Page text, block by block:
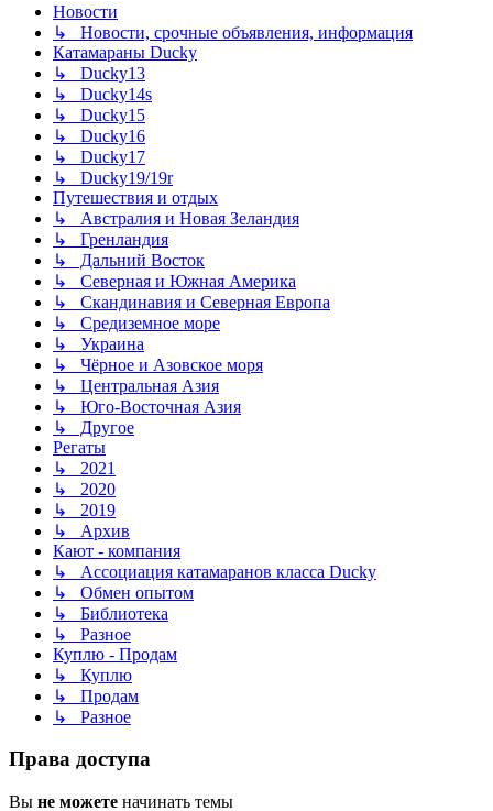
Новости
↳ Новости, срочные объявления, информация
Катамараны Ducky
↳ Ducky13
↳ Ducky14s
↳ Ducky15
↳ Ducky16
↳ Ducky17
↳ Ducky19/19r
Путешествия и отдых
↳ Австралия и Новая Зеландия
↳ Гренландия
↳ Дальний Восток
↳ Северная и Южная Америка
↳ Скандинавия и Северная Европа
↳ Средиземное море
↳ Украина
↳ Чёрное и Азовское моря
↳ Центральная Азия
↳ Юго-Восточная Азия
↳ Другое
Регаты
↳ 2021
↳ 2020
↳ 2019
↳ Архив
Кают - компания
↳ Ассоциация катамаранов класса Ducky
↳ Обмен опытом
↳ Библиотека
↳ Разное
Куплю - Продам
↳ Куплю
↳ Продам
↳ Разное
Права доступа
Вы не можете начинать темы